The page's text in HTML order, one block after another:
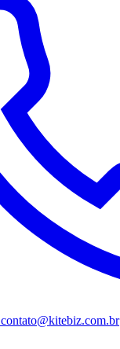
contato@kitebiz.com.br